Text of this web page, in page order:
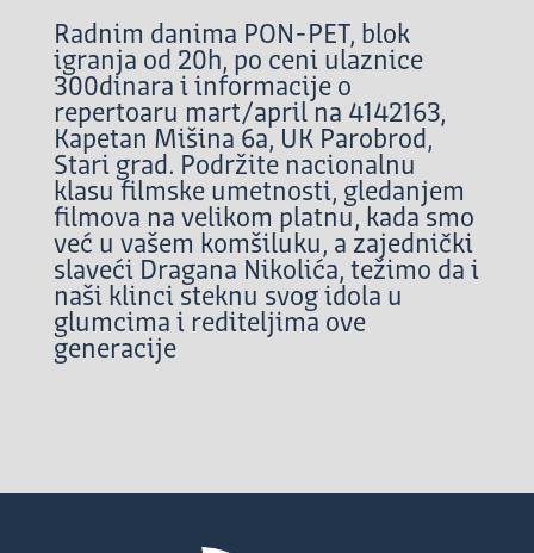
Radnim danima PON-PET, blok
igranja od 20h, po ceni ulaznice
300dinara i informacije o
repertoaru mart/april na 4142163,
Kapetan Mišina 6a, UK Parobrod,
Stari grad. Podržite nacionalnu
klasu filmske umetnosti, gledanjem
filmova na velikom platnu, kada smo
već u vašem komšiluku, a zajednički
slaveći Dragana Nikolića, težimo da i
naši klinci steknu svog idola u
glumcima i rediteljima ove
generacije